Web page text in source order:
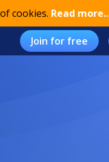
cookies. Read more..
Join for free